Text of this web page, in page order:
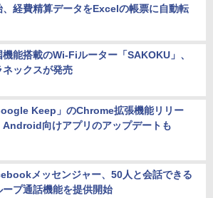
、経費精算データをExcelの帳票に自動転
機能搭載のWi-Fiルーター「SAKOKU」、
ネックスが発売
Keep」のChrome拡張機能リリー
Android向けアプリのアップデートも
メッセンジャー、50人と会話できる
ープ通話機能を提供開始